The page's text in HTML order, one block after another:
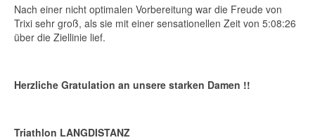
Nach einer nicht optimalen Vorbereitung war die Freude von
Trixi sehr groß, als sie mit einer sensationellen Zeit von 5:08:26
über die Ziellinie lief.
Herzliche Gratulation an unsere starken Damen !!
Triathlon LANGDISTANZ